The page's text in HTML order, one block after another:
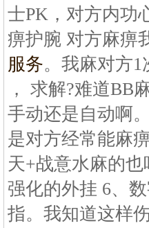
士PK，对方内功
痹护腕 对方麻痹
服务。我麻对方
， 求解?难道BB
手动还是自动啊
是对方经常能麻
天+战意水麻的
强化的外挂 6、
指。我知道这样